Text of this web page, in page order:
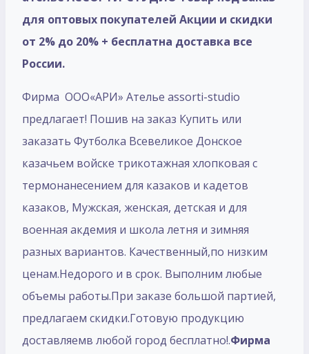
для оптовых покупателей Акции и скидки
от 2% до 20% + бесплатна доставка все
России.
Фирма ООО«АРИ» Ателье assorti-studio
предлагает! Пошив на заказ Купить или
заказать Футболка Всевеликое Донское
казачьем войске трикотажная хлопковая с
термонанесением для казаков и кадетов
казаков, Мужская, женская, детская и для
военная акдемия и школа летня и зимняя
разных вариантов. Качественный,по низким
ценам.Недорого и в срок. Выполним любые
объемы работы.При заказе большой партией,
предлагаем скидки.Готовую продукцию
доставляемв любой город бесплатно!.Фирма